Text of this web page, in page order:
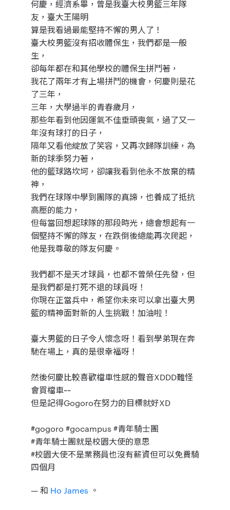
何慶，經濟系畢，曾是我臺大校男籃三年隊
友，臺大王陽明
算是我看過最能堅持不懈的男人了！
臺大校男籃沒有招收體保生，我們都是一般
生，
卻每年都在和其他學校的體保生拼鬥著，
我花了兩年才有上場拼鬥的機會，何慶則是花
了三年，
三年，大學過半的青春歲月，
那些年看到他因運氣不佳垂頭喪氣，過了又一
年沒有球打的日子，
隔年又看他綻放了笑容，又再次歸隊訓練，為
新的球季努力著，
他的籃球路坎坷，卻讓我看到他永不放棄的精
神，
我們在球隊中學到團隊的真諦，也養成了抵抗
高壓的能力，
但每當回想起球隊的那段時光，總會想起有一
個堅持不懈的隊友，在跌倒後總能再次爬起，
他是我尊敬的隊友何慶。
我們都不是天才球員，也都不曾榮任先發，但
是我們都是打死不退的球員呀！
你現在正當兵中，希望你未來可以拿出臺大男
籃的精神面對新的人生挑戰！加油啦！
臺大男籃的日子令人懷念呀！看到學弟現在奔
馳在場上，真的是很幸福呀！
然後何慶比較喜歡檔車性感的聲音XDDD難怪
會買檔車~~
但是記得Gogoro在努力的目標就好XD
#gogoro #gocampus #青年騎士團
#青年騎士團就是校園大使的意思
#校園大使不是業務員也沒有薪資但可以免費騎
四個月
— 和 Ho James 。